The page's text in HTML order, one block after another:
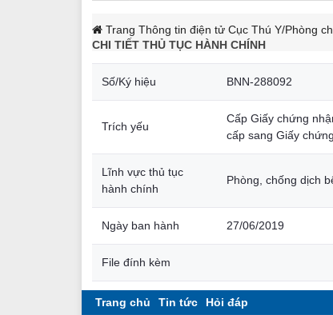
Trang Thông tin điện tử Cục Thú Y/Phòng
CHI TIẾT THỦ TỤC HÀNH CHÍNH
Số/Ký hiệu BNN-288092
Trích yếu
Cấp Giấy chứng
cấp sang Giấy
Lĩnh vực thủ tục
hành chính
Phòng, chống dịch
Ngày ban hành 27/06/2019
File đính kèm
Trang chủ Tin tức
Hỏi đáp